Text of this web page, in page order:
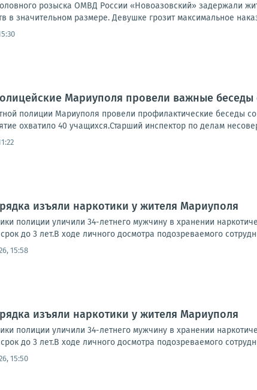
розыска ОМВД России «Новоазовский» задержали
в значительном размере. Девушке грозит максимальное
Мариуполя провели важные беседы
полиции Мариуполя провели профилактические беседы
охватило 40 учащихся.Старший инспектор по делам
изъяли наркотики у жителя Мариуполя
полиции уличили 34-летнего мужчину в хранении
до 3 лет.В ходе личного досмотра подозреваемого
15:58
изъяли наркотики у жителя Мариуполя
полиции уличили 34-летнего мужчину в хранении
до 3 лет.В ходе личного досмотра подозреваемого
15:50